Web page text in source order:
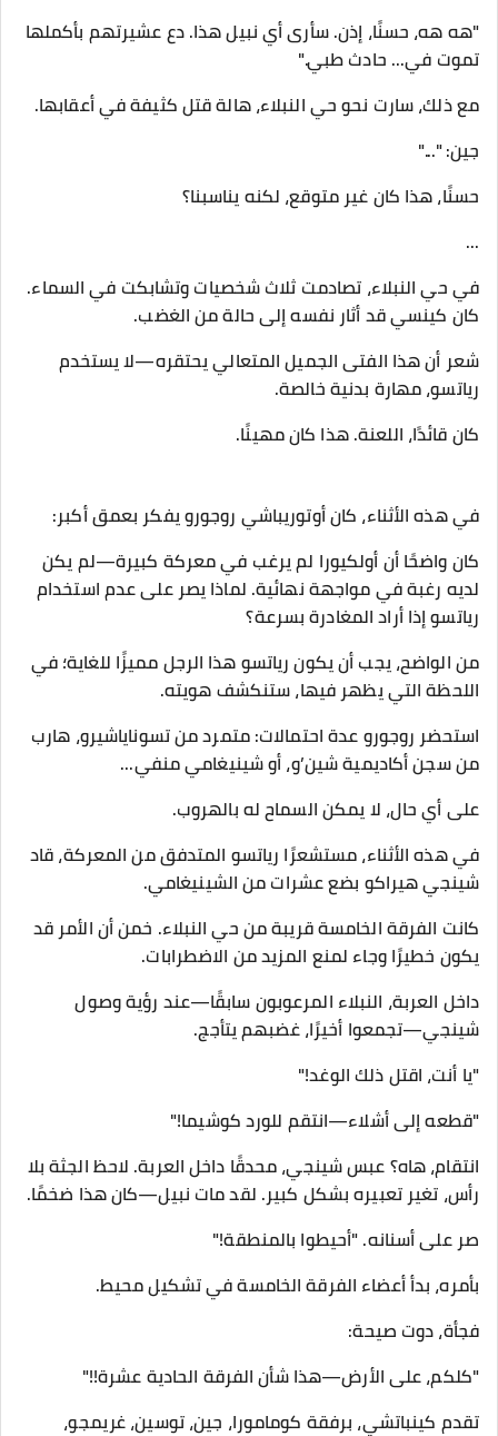
"هه هه، حسنًا، إذن. سأرى أي نبيل هذا. دع عشيرتهم بأكملها
تموت في... حادث طبي."
مع ذلك، سارت نحو حي النبلاء، هالة قتل كثيفة في أعقابها.
جين: "..."
حسنًا، هذا كان غير متوقع، لكنه يناسبنا؟
...
في حي النبلاء، تصادمت ثلاث شخصيات وتشابكت في السماء.
كان كينسي قد أثار نفسه إلى حالة من الغضب.
شعر أن هذا الفتى الجميل المتعالي يحتقره—لا يستخدم
رياتسو، مهارة بدنية خالصة.
كان قائدًا، اللعنة. هذا كان مهينًا.
في هذه الأثناء، كان أوتوريباشي روجورو يفكر بعمق أكبر:
كان واضحًا أن أولكيورا لم يرغب في معركة كبيرة—لم يكن
لديه رغبة في مواجهة نهائية. لماذا يصر على عدم استخدام
رياتسو إذا أراد المغادرة بسرعة؟
من الواضح، يجب أن يكون رياتسو هذا الرجل مميزًا للغاية؛ في
اللحظة التي يظهر فيها، ستنكشف هويته.
استحضر روجورو عدة احتمالات: متمرد من تسوناياشيرو، هارب
من سجن أكاديمية شين’و، أو شينيغامي منفي...
على أي حال، لا يمكن السماح له بالهروب.
في هذه الأثناء، مستشعرًا رياتسو المتدفق من المعركة، قاد
شينجي هيراكو بضع عشرات من الشينيغامي.
كانت الفرقة الخامسة قريبة من حي النبلاء. خمن أن الأمر قد
يكون خطيرًا وجاء لمنع المزيد من الاضطرابات.
داخل العربة، النبلاء المرعوبون سابقًا—عند رؤية وصول
شينجي—تجمعوا أخيرًا، غضبهم يتأجج.
"يا أنت، اقتل ذلك الوغد!"
"قطعه إلى أشلاء—انتقم للورد كوشيما!"
انتقام، هاه؟ عبس شينجي، محدقًا داخل العربة. لاحظ الجثة بلا
رأس، تغير تعبيره بشكل كبير. لقد مات نبيل—كان هذا ضخمًا.
صر على أسنانه. "أحيطوا بالمنطقة!"
بأمره، بدأ أعضاء الفرقة الخامسة في تشكيل محيط.
فجأة، دوت صيحة:
"كلكم، على الأرض—هذا شأن الفرقة الحادية عشرة!!"
تقدم كينباتشي، برفقة كومامورا، جين، توسين، غريمجو،